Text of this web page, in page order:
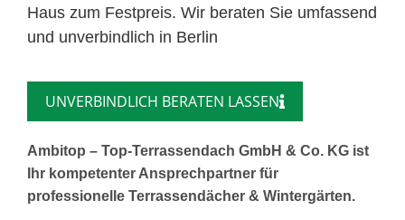
Haus zum Festpreis. Wir beraten Sie umfassend
und unverbindlich in Berlin
UNVERBINDLICH BERATEN LASSEN
Ambitop – Top-Terrassendach GmbH & Co. KG ist
Ihr kompetenter Ansprechpartner für
professionelle Terrassendächer & Wintergärten.